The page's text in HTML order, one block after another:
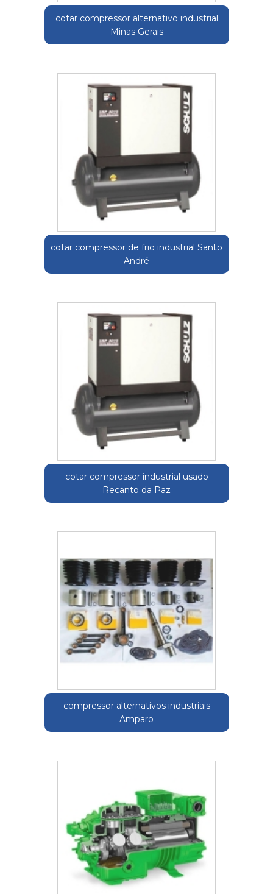
cotar compressor alternativo industrial
Minas Gerais
cotar compressor de frio industrial Santo
André
cotar compressor industrial usado
Recanto da Paz
compressor alternativos industriais
Amparo